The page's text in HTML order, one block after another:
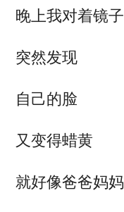
晚上我对着镜子
突然发现
自己的脸
又变得蜡黄
就好像爸爸妈妈